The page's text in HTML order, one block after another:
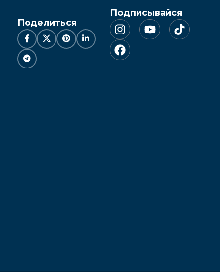
Поделиться
Подписывайся